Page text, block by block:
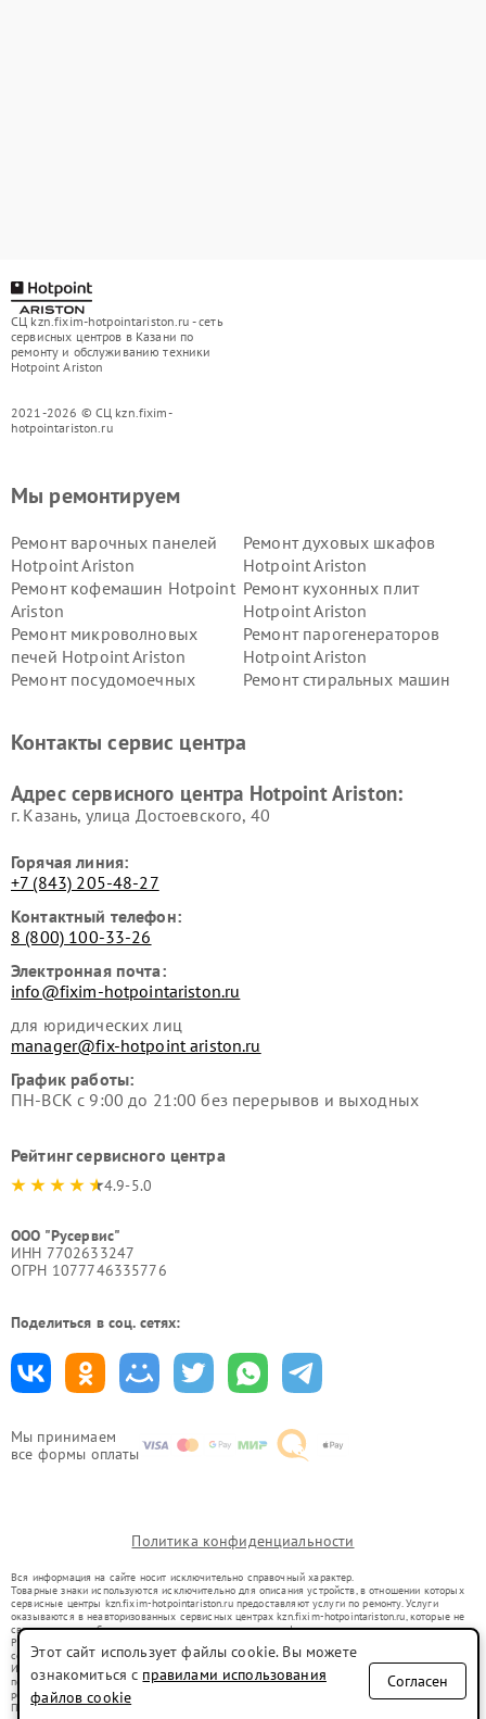
СЦ kzn.fixim-hotpointariston.ru - сеть
сервисных центров в Казани по
ремонту и обслуживанию техники
Hotpoint Ariston
2021-2026 © СЦ kzn.fixim-
hotpointariston.ru
Мы принимаем
все формы оплаты
Мы ремонтируем
Ремонт варочных панелей
Hotpoint Ariston
Ремонт духовых шкафов
Hotpoint Ariston
Ремонт кофемашин Hotpoint
Ariston
Ремонт кухонных плит
Hotpoint Ariston
Ремонт микроволновых
печей Hotpoint Ariston
Ремонт парогенераторов
Hotpoint Ariston
Ремонт посудомоечных
Ремонт стиральных машин
Hotpoint Ariston
Hotpoint Ariston
Ariston
Hotpoint Ariston
Контакты сервис центра
Адрес сервисного центра Hotpoint Ariston:
г. Казань, улица Достоевского, 40
Горячая линия:
+7 (843) 205-48-27
Контактный телефон:
8 (800) 100-33-26
Электронная почта:
info@fixim-hotpointariston.ru
для юридических лиц
manager@fix-hotpoint ariston.ru
График работы:
ПН-ВСК с 9:00 до 21:00 без перерывов и выходных
Рейтинг сервисного центра
4.9-5.0
ООО "Русервис"
ИНН 7702633247
ОГРН 1077746335776
Поделиться в соц. сетях:
Политика конфиденциальности
Вся информация на сайте носит исключительно справочный характер.
Товарные знаки используются исключительно для описания устройств, в отношении которых
сервисные центры kzn.fixim-hotpointariston.ru предоставляют услуги по ремонту. Услуги
оказываются в неавторизованных сервисных центрах kzn.fixim-hotpointariston.ru, которые не
связаны с правообладателями товарных знаков или их официальными представителями.
Ремонт осуществляется для устройств, уже введенных в гражданский оборот в соответствии
со статьей 1487 ГК РФ.
Использование товарных знаков не преследует цели индивидуализации услуг или введения
потребителей в заблуждение, а служит для информирования о предоставляемых услугах по
ремонту техники указанных брендов.
Представленная на сайте информация не является публичной офертой, определяемой
Этот сайт использует файлы cookie. Вы можете
ознакомиться с правилами использования
файлов cookie
Согласен